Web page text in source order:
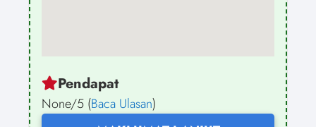
Pendapat
None/5 (Baca Ulasan)